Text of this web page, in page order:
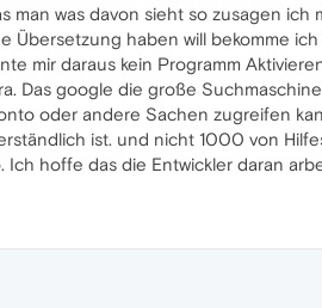
man was davon sieht so zusagen
haben will bekomme
mir daraus kein Programm
Das google die große
oder andere Sachen zugreifen
ist. und nicht 1000 von
hoffe das die Entwickler daran